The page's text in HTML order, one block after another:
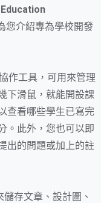
您介紹專為學校開發
作工具，可用來管理
下滑鼠，就能開設課
查看哪些學生已寫完
。此外，您也可以即
出的問題或加上的註
存文章、設計圖、